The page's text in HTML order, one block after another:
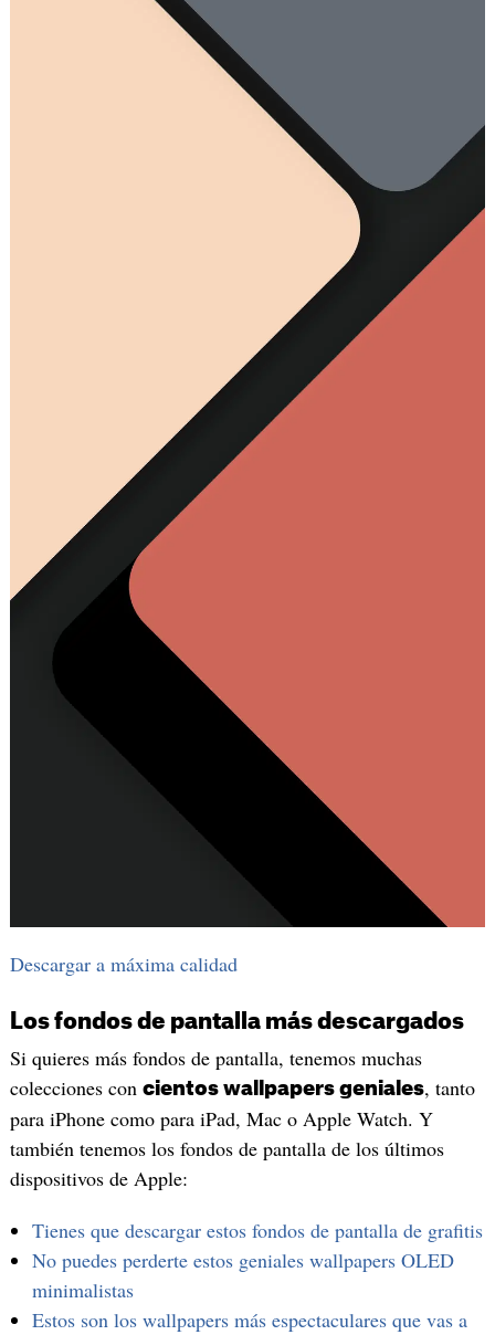
Descargar a máxima calidad
Los fondos de pantalla más descargados
Si quieres más fondos de pantalla, tenemos muchas
colecciones con cientos wallpapers geniales, tanto
para iPhone como para iPad, Mac o Apple Watch. Y
también tenemos los fondos de pantalla de los últimos
dispositivos de Apple:
Tienes que descargar estos fondos de pantalla de grafitis
No puedes perderte estos geniales wallpapers OLED
minimalistas
Estos son los wallpapers más espectaculares que vas a